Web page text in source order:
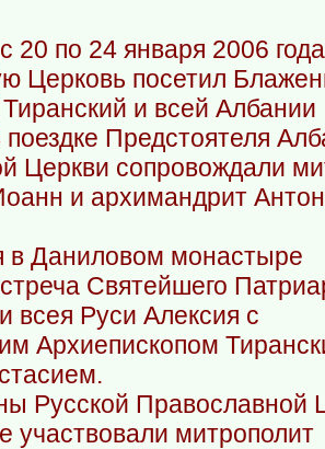
20 по 24 января 2006
Церковь посетил
и всей Албании
Предстоятеля
Церкви сопровождали
и архимандрит
в Даниловом монастыре
Святейшего
всея Руси Алексия с
Архиепископом
Русской Православной
участвовали митрополит